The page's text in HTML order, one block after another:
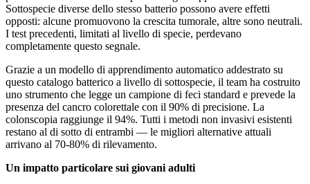
Sottospecie diverse dello stesso batterio possono avere effetti
opposti: alcune promuovono la crescita tumorale, altre sono neutrali.
I test precedenti, limitati al livello di specie, perdevano
completamente questo segnale.
Grazie a un modello di apprendimento automatico addestrato su
questo catalogo batterico a livello di sottospecie, il team ha costruito
uno strumento che legge un campione di feci standard e prevede la
presenza del cancro colorettale con il 90% di precisione. La
colonscopia raggiunge il 94%. Tutti i metodi non invasivi esistenti
restano al di sotto di entrambi — le migliori alternative attuali
arrivano al 70-80% di rilevamento.
Un impatto particolare sui giovani adulti